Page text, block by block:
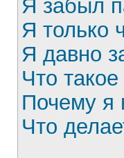
Я забыл
Я только
Я давно
Что
Почему я
Что